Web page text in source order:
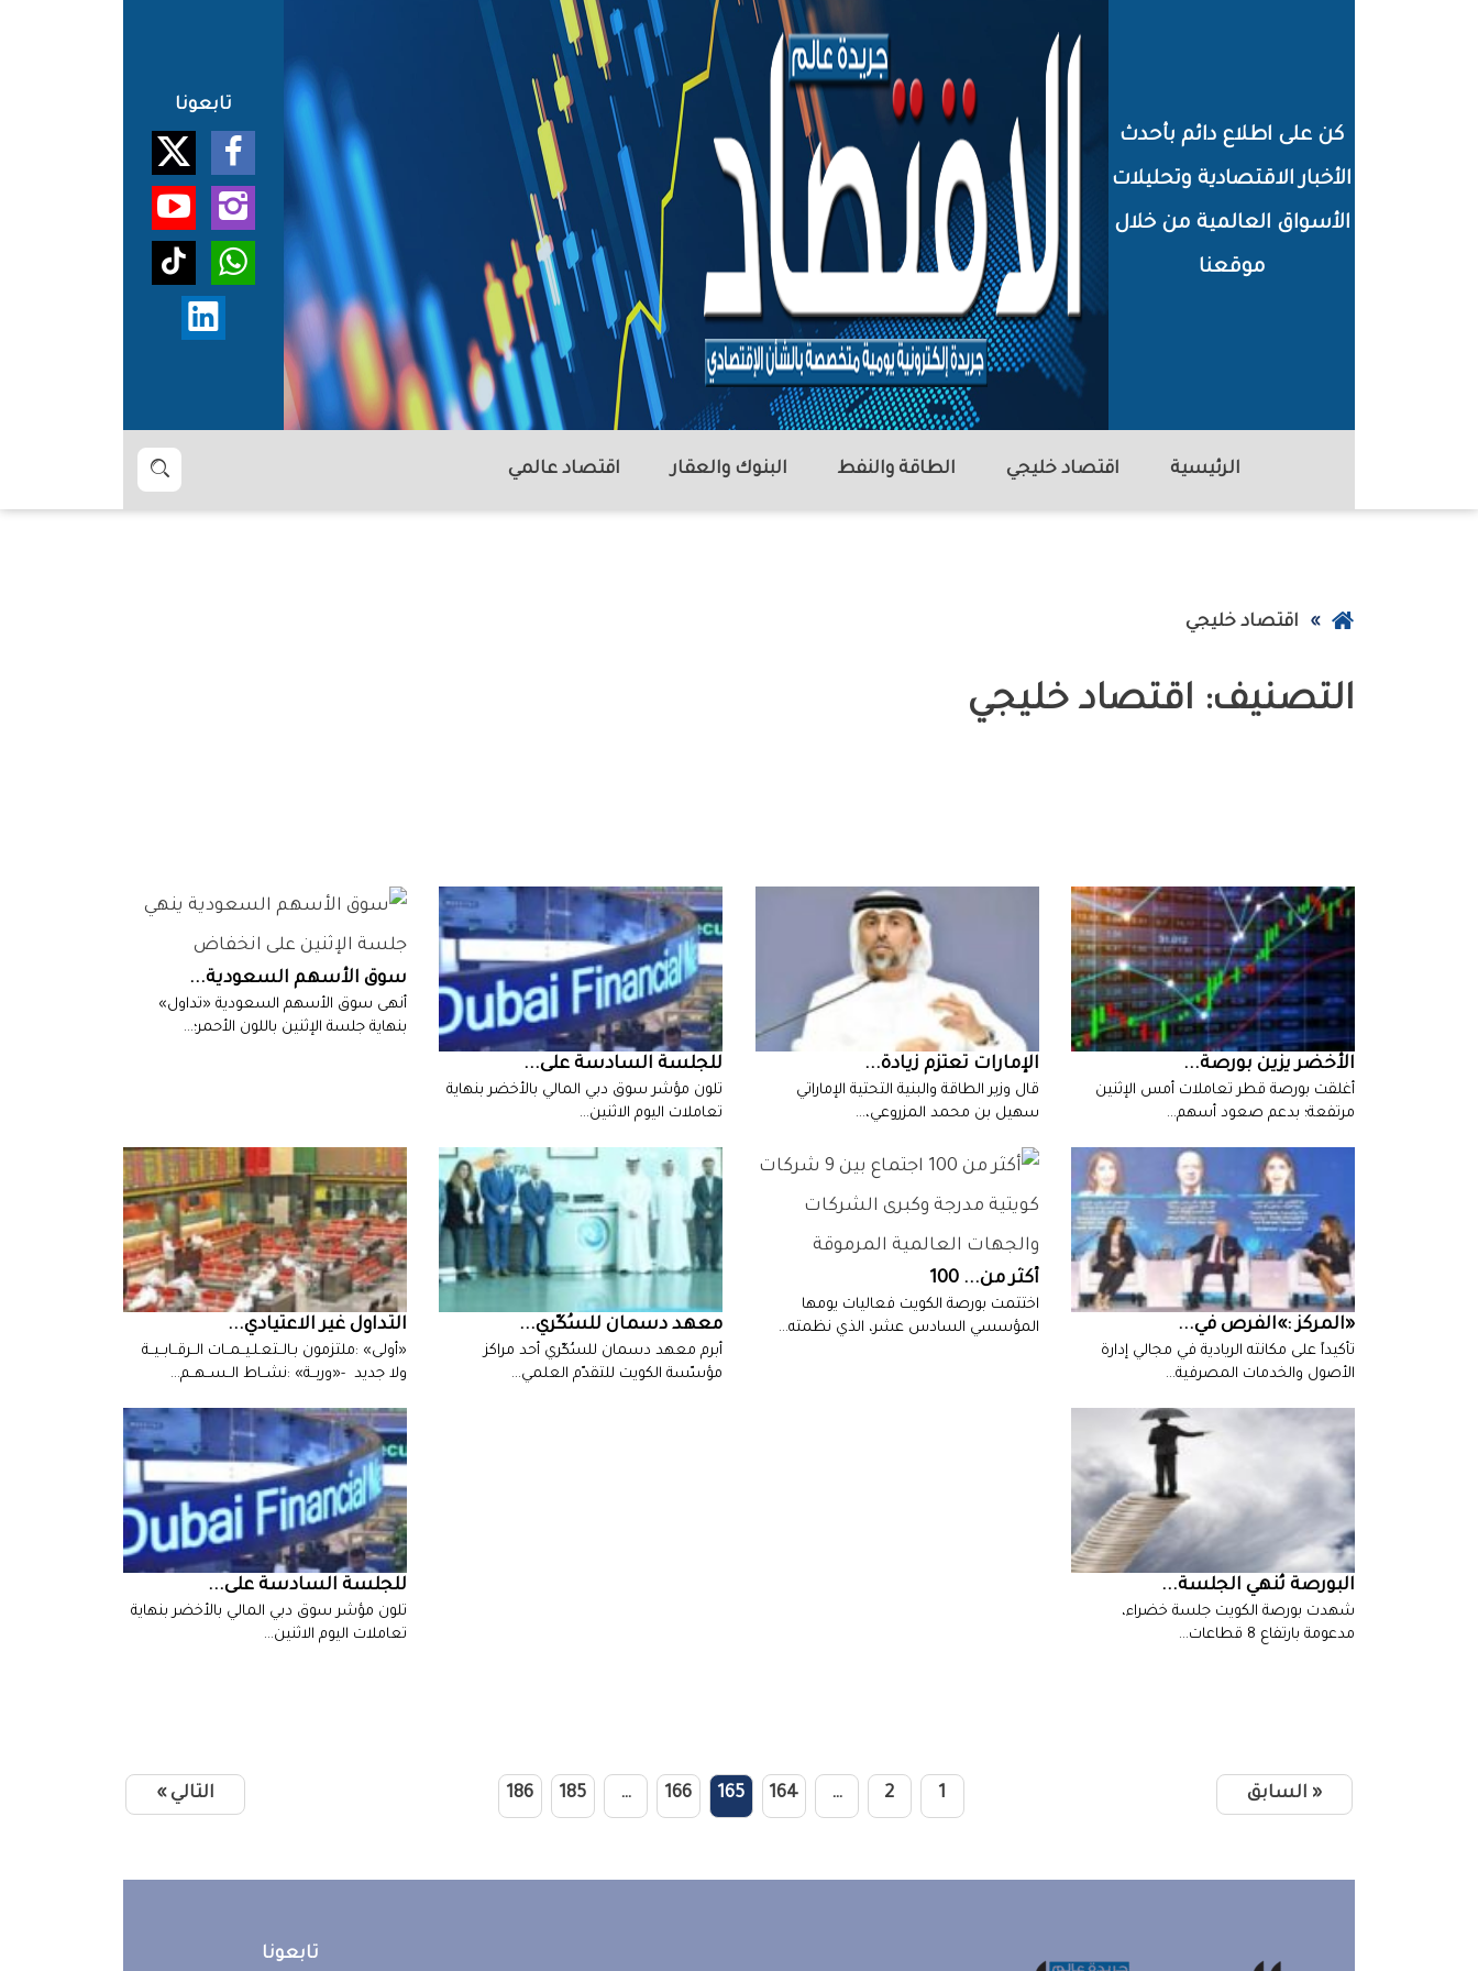
كن على اطلاع دائم بأحدث
الأخبار الاقتصادية وتحليلات
الأسواق العالمية من خلال
موقعنا
تابعونا
الرئيسية اقتصاد خليجي الطاقة والنفط البنوك والعقار اقتصاد عالمي بحث
عودة
الصفحة
اقتصاد خليجي
التصنيف: اقتصاد خليجي
الأخضر‭ ‬يزين‭ ‬بورصة‭ ...
‬مرتفعة؛‭ ‬بدعم‭ ‬صعود‭ ‬أسهم‭…
الإمارات‭ ‬تعتزم‭ ‬زيادة‭ ...
‬سهيل‭ ‬بن‭ ‬محمد‭ ‬المزروعي،‭…
للجلسة‭ ‬السادسة‭ ‬على‭ ...
تلون‭ ‬مؤشر‭ ‬سوق‭ ‬دبي‭ ‬المالي‭ ‬بالأخضر‭ ‬بنهاية‭
‬تعاملات‭ ‬اليوم‭ ‬الاثنين‭…
سوق‭ ‬الأسهم‭ ‬السعودية‭ ...
‬بنهاية‭ ‬جلسة‭ ‬الإثنين‭ ‬باللون‭ ‬الأحمر؛‭…
‮«‬المركز‮»‬‭: ‬الفرص‭ ‬في‭ ...
‬الأصول‭ ‬والخدمات‭ ‬المصرفية‭…
أكثر‭ ‬من‭ ‬100‭ ...
‬المؤسسي‭ ‬السادس‭ ‬عشر،‭ ‬الذي‭ ‬نظمته‭…
معهد‭ ‬دسمان‭ ‬للسُكّري‭ ...
‬مؤسّسة‭ ‬الكويت‭ ‬للتقدّم‭ ‬العلمي‭…
التداول‭ ‬غير‭ ‬الاعتيادي‭ ...
‬ولا‭ ‬جديد ‭- ‬‮«‬وربــة‮»‬‭: ‬نشــاط‭ ‬الــســهــم‭…
البورصة‭ ‬تُنهي‭ ‬الجلسة‭ ...
‬مدعومة‭ ‬بارتفاع‭ ‬8‭ ‬قطاعات‭…
للجلسة‭ ‬السادسة‭ ‬على‭ ...
‬تعاملات‭ ‬اليوم‭ ‬الاثنين‭…
« السابق 1
2
…
164
165
166
…
185
186 التالي »
تابعونا